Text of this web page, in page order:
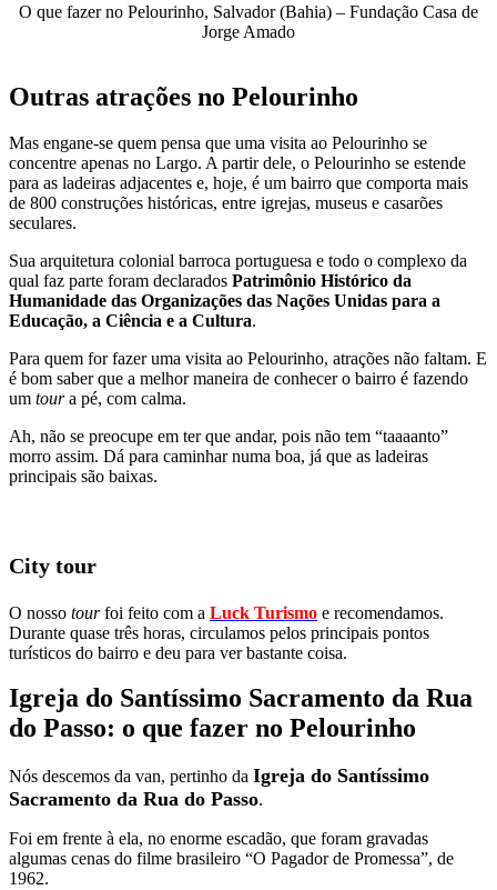
O que fazer no Pelourinho, Salvador (Bahia) – Fundação Casa de
Jorge Amado
Outras atrações no Pelourinho
Mas engane-se quem pensa que uma visita ao Pelourinho se
concentre apenas no Largo. A partir dele, o Pelourinho se estende
para as ladeiras adjacentes e, hoje, é um bairro que comporta mais
de 800 construções históricas, entre igrejas, museus e casarões
seculares.
Sua arquitetura colonial barroca portuguesa e todo o complexo da
qual faz parte foram declarados Patrimônio Histórico da
Humanidade das Organizações das Nações Unidas para a
Educação, a Ciência e a Cultura.
Para quem for fazer uma visita ao Pelourinho, atrações não faltam. E
é bom saber que a melhor maneira de conhecer o bairro é fazendo
um toura pé, com calma.
Ah, não se preocupe em ter que andar, pois não tem “taaaanto”
morro assim. Dá para caminhar numa boa, já que as ladeiras
principais são baixas.
City tour
O nosso tourfoi feito com a Luck Turismo e recomendamos.
Durante quase três horas, circulamos pelos principais pontos
turísticos do bairro e deu para ver bastante coisa.
Igreja do Santíssimo Sacramento da Rua
do Passo: o que fazer no Pelourinho
Nós descemos da van, pertinho da Igreja do Santíssimo
Sacramento da Rua do Passo.
Foi em frente à ela, no enorme escadão, que foram gravadas
algumas cenas do filme brasileiro “O Pagador de Promessa”, de
1962.